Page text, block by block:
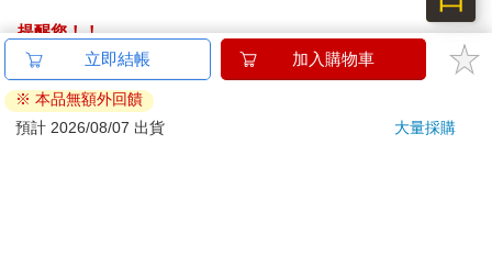
提醒您！！
金石堂及銀行均不會請您操作ATM! 如接獲電話要求您前往
ATM提款機，請不要聽從指示，以免受騙上當！
退換貨須知：